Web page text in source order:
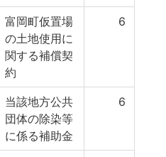
富岡町仮置場
の土地使用に
関する補償契
約
6
当該地方公共
団体の除染等
に係る補助金
6